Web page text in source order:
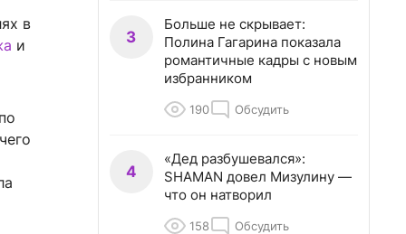
в
и
3
Больше не скрывает:
Полина Гагарина показала
романтичные кадры с новым
избранником
190 Обсудить
4
«Дед разбушевался»:
SHAMAN довел Мизулину —
что он натворил
158 Обсудить